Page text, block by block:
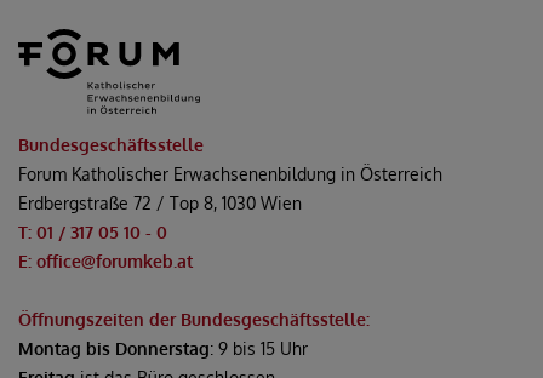
Bundesgeschäftsstelle
Forum Katholischer Erwachsenenbildung in Österreich
Erdbergstraße 72 / Top 8, 1030 Wien
T: 01 / 317 05 10 - 0
E: office@forumkeb.at
Öffnungszeiten der Bundesgeschäftsstelle:
Montag bis Donnerstag: 9 bis 15 Uhr